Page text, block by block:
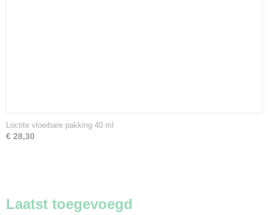
Loctite vloeibare pakking 40 ml
€ 28,30
Laatst toegevoegd